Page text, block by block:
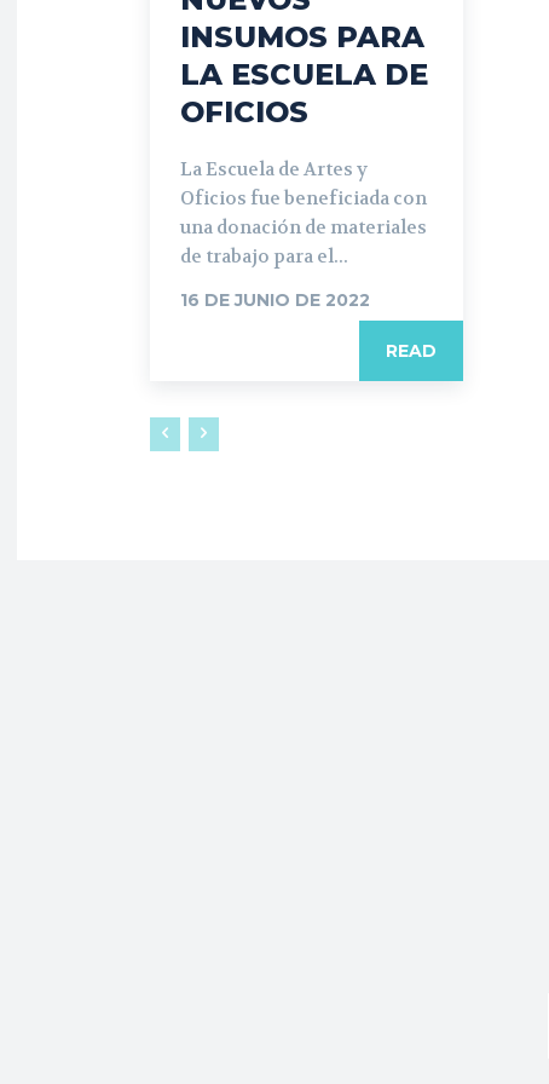
INSUMOS PARA
LA ESCUELA DE
OFICIOS
La Escuela de Artes y
Oficios fue beneficiada con
una donación de materiales
de trabajo para el...
16 DE JUNIO DE 2022
READ